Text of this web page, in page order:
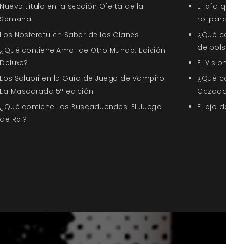
Nuevo título en la sección Oferta de la
Semana
Los Nosferatu en Saber de los Clanes
¿Qué contiene Amor de Otro Mundo: Edición
Deluxe?
Los Salubri en la Guía de Juego de Vampiro:
La Mascarada 5ª edición
¿Qué contiene Los Buscaduendes: El Juego
de Rol?
El día
rol
¿Qué
de
El
¿Qué
El ojo